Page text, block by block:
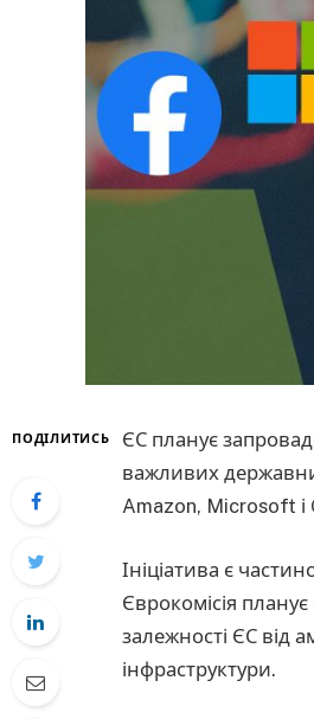
ПОДІЛИТИСЬ
ЄС планує
важливих
Amazon, Microsoft і
Ініціатива є
Єврокомісія
залежності ЄС від
інфраструктури.